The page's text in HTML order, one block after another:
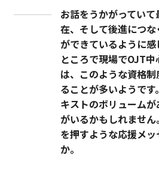
お話をうかがってい
在、そして後進につ
ができているように感
ところで現場でOJT
は、このような資格
ることが多いようで
キストのボリューム
がいるかもしれませ
を押すような応援メ
か。